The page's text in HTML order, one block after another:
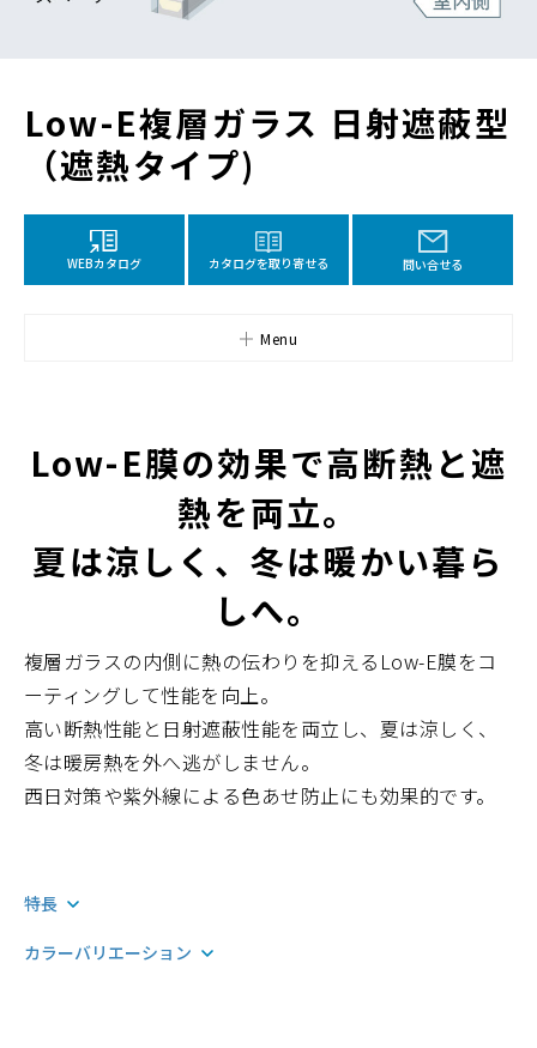
Low-E複層ガラス 日射遮蔽型
（遮熱タイプ)
WEBカタログ カタログを取り寄せる 問い合せる
Menu
Low-E膜の効果で高断熱と遮
熱を両立。
夏は涼しく、冬は暖かい暮ら
しへ。
複層ガラスの内側に熱の伝わりを抑えるLow-E膜をコ
ーティングして性能を向上。
高い断熱性能と日射遮蔽性能を両立し、夏は涼しく、
冬は暖房熱を外へ逃がしません。
西日対策や紫外線による色あせ防止にも効果的です。
特長
カラーバリエーション